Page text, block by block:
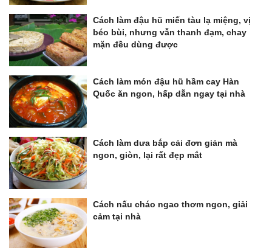
Cách làm đậu hũ miến tàu lạ miệng, vị
béo bùi, nhưng vẫn thanh đạm, chay
mặn đều dùng được
Cách làm món đậu hũ hầm cay Hàn
Quốc ăn ngon, hấp dẫn ngay tại nhà
Cách làm dưa bắp cải đơn giản mà
ngon, giòn, lại rất đẹp mắt
Cách nấu cháo ngao thơm ngon, giải
cảm tại nhà